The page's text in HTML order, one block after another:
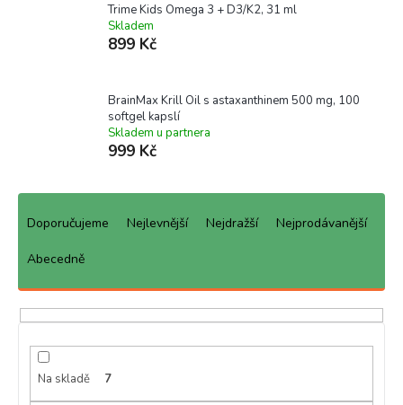
Trime Kids Omega 3 + D3/K2, 31 ml
Skladem
899 Kč
BrainMax Krill Oil s astaxanthinem 500 mg, 100
softgel kapslí
Skladem u partnera
999 Kč
Ř
p
Doporučujeme Nejlevnější Nejdražší Nejprodávanější
Abecedně
Na skladě 7